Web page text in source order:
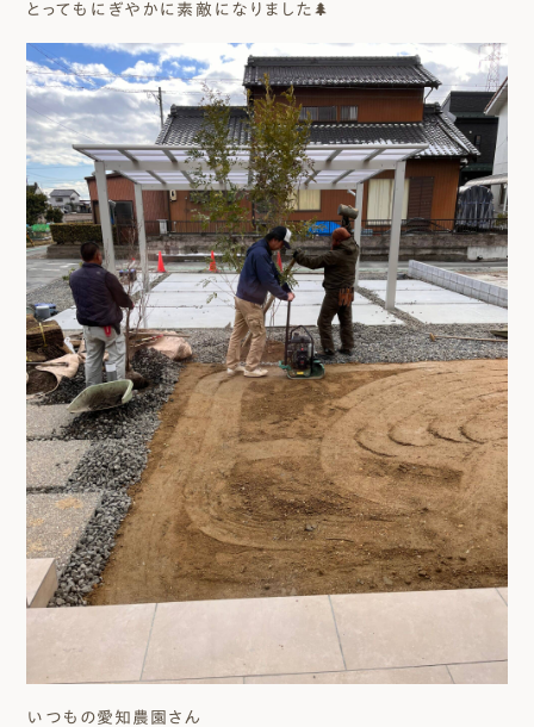
とってもにぎやかに素敵になりました🌲
いつもの愛知農園さん